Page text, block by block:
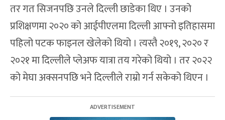
तर गत सिजनपछि उनले दिल्ली छाडेका थिए । उनको
प्रशिक्षणमा २०२० को आईपीएलमा दिल्ली आफ्नो इतिहासमा
पहिलो पटक फाइनल खेलेको थियो । त्यस्तै २०१९, २०२० र
२०२१ मा दिल्लीले प्लेअफ यात्रा तय गरेको थियो । तर २०२२
को मेघा अक्सनपछि भने दिल्लीले राम्रो गर्न सकेको थिएन ।